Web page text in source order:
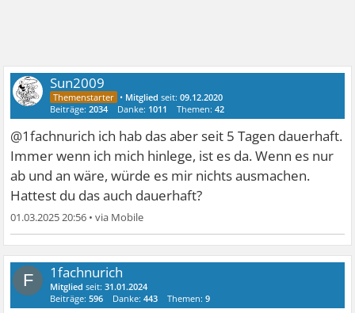
Sun2009
• Mitglied seit:09.12.2020
Beiträge:2034 Danke: 1011 Themen:42
@1fachnurich ich hab das aber seit 5 Tagen dauerhaft.
Immer wenn ich mich hinlege, ist es da. Wenn es nur
ab und an wäre, würde es mir nichts ausmachen.
Hattest du das auch dauerhaft?
01.03.2025 20:56 •
F 1fachnurich
Mitglied seit:31.01.2024
Beiträge:596 Danke:443 Themen:9